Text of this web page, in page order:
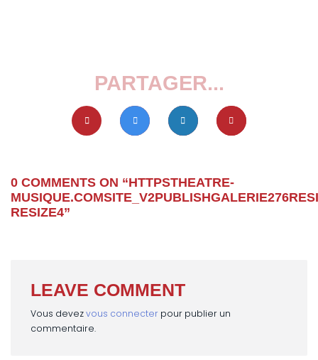
PARTAGER...
0 COMMENTS ON “HTTPSTHEATRE-
RESIZE4”
LEAVE COMMENT
Vous devezvous connecter pour publier un
commentaire.